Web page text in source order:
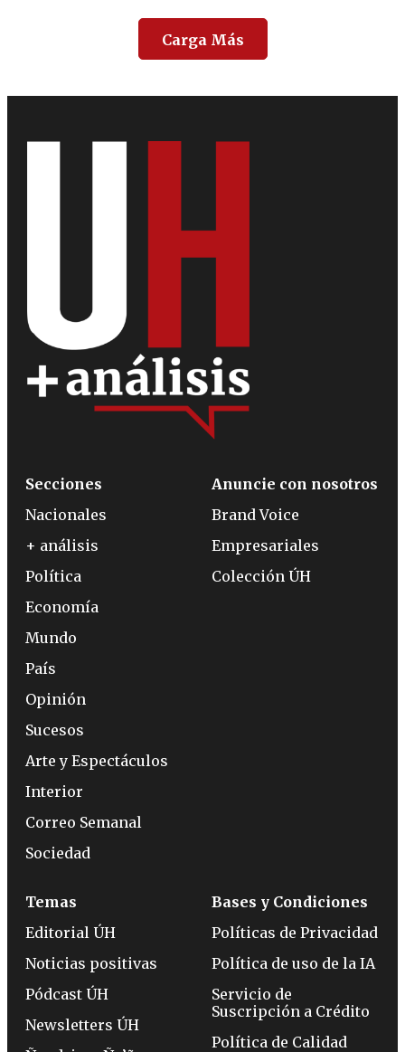
Carga Más
Secciones
Nacionales
+ análisis
Política
Economía
Mundo
País
Opinión
Sucesos
Arte y Espectáculos
Interior
Correo Semanal
Sociedad
Anuncie con nosotros
Brand Voice
Empresariales
Colección ÚH
Temas
Editorial ÚH
Noticias positivas
Pódcast ÚH
Newsletters ÚH
Bases y Condiciones
Políticas de Privacidad
Política de uso de la IA
Servicio de
Suscripción a Crédito
Política de Calidad